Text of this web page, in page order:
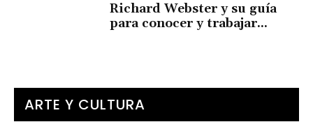
Richard Webster y su guía
para conocer y trabajar...
ARTE Y CULTURA